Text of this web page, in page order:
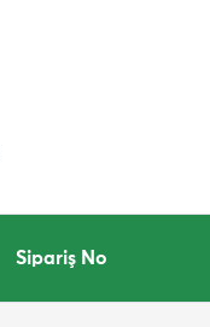
Sipariş No